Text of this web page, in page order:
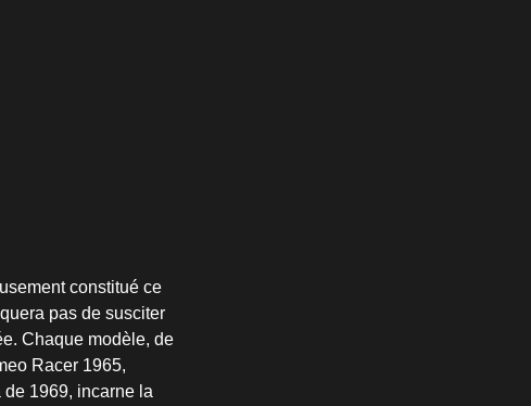
constitué ce
pas de susciter
Chaque modèle, de
Racer 1965,
1969, incarne la